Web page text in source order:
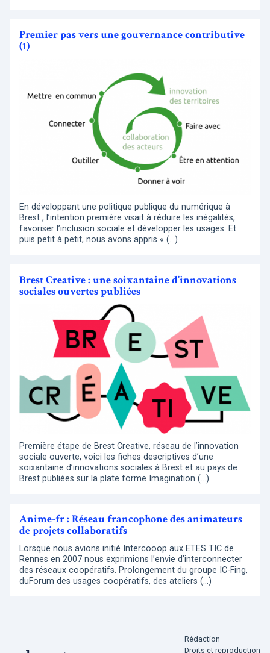
Premier pas vers une gouvernance contributive
(1)
En développant une politique publique du numérique à
Brest , l’intention première visait à réduire les inégalités,
favoriser l’inclusion sociale et développer les usages. Et
puis petit à petit, nous avons appris « (…)
Brest Creative : une soixantaine d’innovations
sociales ouvertes publiées
Première étape de Brest Creative, réseau de l’innovation
sociale ouverte, voici les fiches descriptives d’une
soixantaine d’innovations sociales à Brest et au pays de
Brest publiées sur la plate forme Imagination (…)
Anime-fr : Réseau francophone des animateurs
de projets collaboratifs
Lorsque nous avions initié Intercooop aux ETES TIC de
Rennes en 2007 nous exprimions l’envie d’interconnecter
des réseaux coopératifs. Prolongement du groupe IC-Fing,
duForum des usages coopératifs, des ateliers (…)
Rédaction
Droits et reproduction